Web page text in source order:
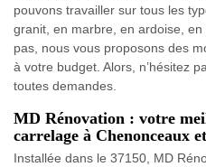
pouvons travailler sur tous les
granit, en marbre, en ardoise,
pas, nous vous proposons des
à votre budget. Alors, n’hésitez
toutes demandes.
MD Rénovation : votre
carrelage à Chenonceaux
Installée dans le 37150, MD